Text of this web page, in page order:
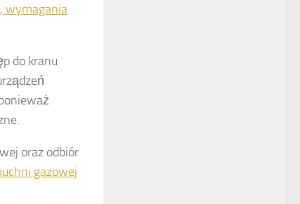
wymagania
do kranu
oraz odbiór
gazowej